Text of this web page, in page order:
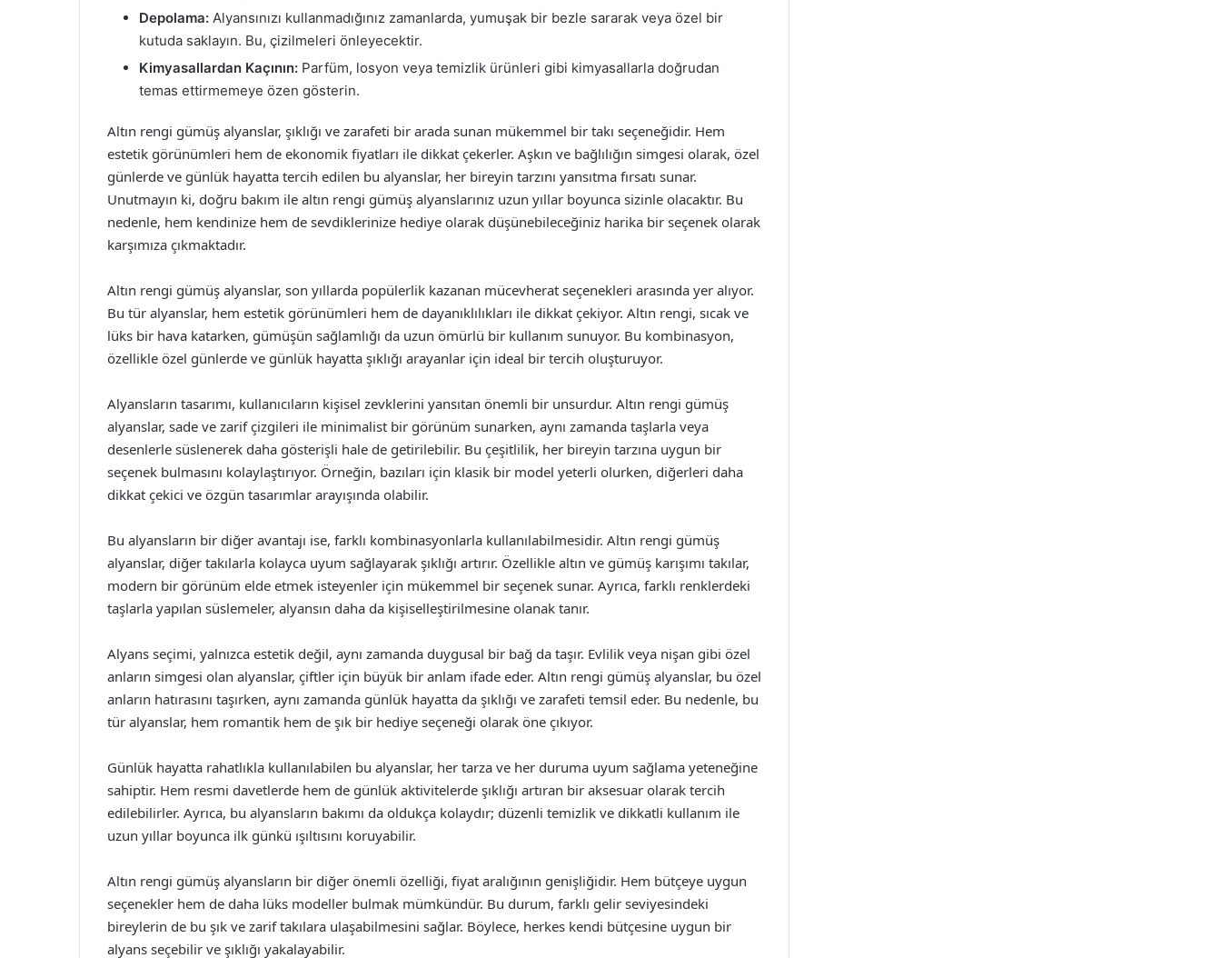
Depolama: Alyansınızı kullanmadığınız zamanlarda, yumuşak bir bezle sararak veya özel bir
kutuda saklayın. Bu, çizilmeleri önleyecektir.
Kimyasallardan Kaçının: Parfüm, losyon veya temizlik ürünleri gibi kimyasallarla doğrudan
temas ettirmemeye özen gösterin.
Altın rengi gümüş alyanslar, şıklığı ve zarafeti bir arada sunan mükemmel bir takı seçeneğidir. Hem
estetik görünümleri hem de ekonomik fiyatları ile dikkat çekerler. Aşkın ve bağlılığın simgesi olarak, özel
günlerde ve günlük hayatta tercih edilen bu alyanslar, her bireyin tarzını yansıtma fırsatı sunar.
Unutmayın ki, doğru bakım ile altın rengi gümüş alyanslarınız uzun yıllar boyunca sizinle olacaktır. Bu
nedenle, hem kendinize hem de sevdiklerinize hediye olarak düşünebileceğiniz harika bir seçenek olarak
karşımıza çıkmaktadır.
Altın rengi gümüş alyanslar, son yıllarda popülerlik kazanan mücevherat seçenekleri arasında yer alıyor.
Bu tür alyanslar, hem estetik görünümleri hem de dayanıklılıkları ile dikkat çekiyor. Altın rengi, sıcak ve
lüks bir hava katarken, gümüşün sağlamlığı da uzun ömürlü bir kullanım sunuyor. Bu kombinasyon,
özellikle özel günlerde ve günlük hayatta şıklığı arayanlar için ideal bir tercih oluşturuyor.
Alyansların tasarımı, kullanıcıların kişisel zevklerini yansıtan önemli bir unsurdur. Altın rengi gümüş
alyanslar, sade ve zarif çizgileri ile minimalist bir görünüm sunarken, aynı zamanda taşlarla veya
desenlerle süslenerek daha gösterişli hale de getirilebilir. Bu çeşitlilik, her bireyin tarzına uygun bir
seçenek bulmasını kolaylaştırıyor. Örneğin, bazıları için klasik bir model yeterli olurken, diğerleri daha
dikkat çekici ve özgün tasarımlar arayışında olabilir.
Bu alyansların bir diğer avantajı ise, farklı kombinasyonlarla kullanılabilmesidir. Altın rengi gümüş
alyanslar, diğer takılarla kolayca uyum sağlayarak şıklığı artırır. Özellikle altın ve gümüş karışımı takılar,
modern bir görünüm elde etmek isteyenler için mükemmel bir seçenek sunar. Ayrıca, farklı renklerdeki
taşlarla yapılan süslemeler, alyansın daha da kişiselleştirilmesine olanak tanır.
Alyans seçimi, yalnızca estetik değil, aynı zamanda duygusal bir bağ da taşır. Evlilik veya nişan gibi özel
anların simgesi olan alyanslar, çiftler için büyük bir anlam ifade eder. Altın rengi gümüş alyanslar, bu özel
anların hatırasını taşırken, aynı zamanda günlük hayatta da şıklığı ve zarafeti temsil eder. Bu nedenle, bu
tür alyanslar, hem romantik hem de şık bir hediye seçeneği olarak öne çıkıyor.
Günlük hayatta rahatlıkla kullanılabilen bu alyanslar, her tarza ve her duruma uyum sağlama yeteneğine
sahiptir. Hem resmi davetlerde hem de günlük aktivitelerde şıklığı artıran bir aksesuar olarak tercih
edilebilirler. Ayrıca, bu alyansların bakımı da oldukça kolaydır; düzenli temizlik ve dikkatli kullanım ile
uzun yıllar boyunca ilk günkü ışıltısını koruyabilir.
Altın rengi gümüş alyansların bir diğer önemli özelliği, fiyat aralığının genişliğidir. Hem bütçeye uygun
seçenekler hem de daha lüks modeller bulmak mümkündür. Bu durum, farklı gelir seviyesindeki
bireylerin de bu şık ve zarif takılara ulaşabilmesini sağlar. Böylece, herkes kendi bütçesine uygun bir
alyans seçebilir ve şıklığı yakalayabilir.